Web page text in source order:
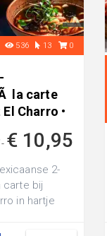
536 13 0
la carte
Charro •
€ 10,95
2-
carte bij
in hartje